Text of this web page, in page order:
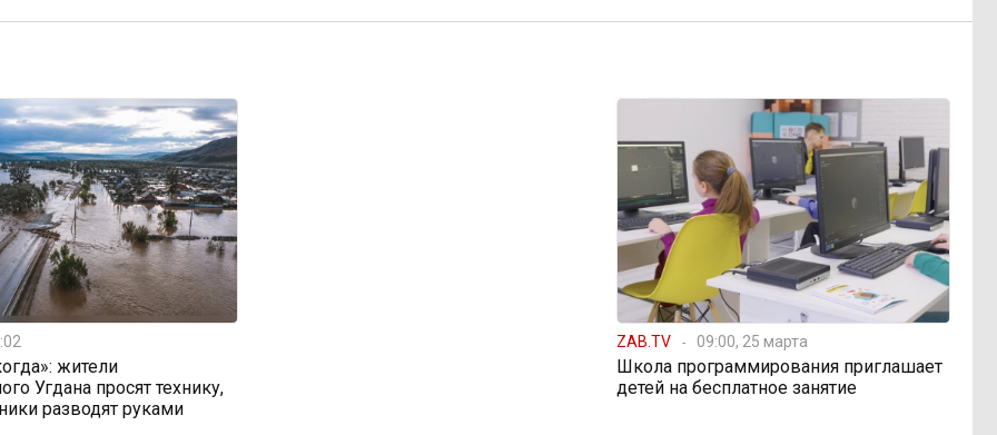
жители
Угдана просят технику,
разводят руками
ZAB.TV 09:00, 25 марта
Школа программирования приглашает
детей на бесплатное занятие